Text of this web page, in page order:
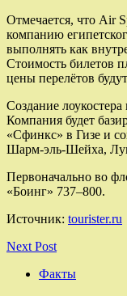
Отмечается, что Air
компанию
выполнять как
Стоимость билетов
цены перелётов
Создание
Компания будет
«Сфинкс» в Гизе и
Шарм-эль-Шейха,
Первоначально во
«Боинг» 737–800.
Источник: tourister.ru
Next Post
Факты